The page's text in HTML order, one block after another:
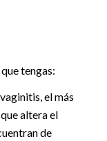
tengas:
el más
altera el
de